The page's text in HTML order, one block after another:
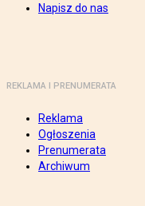
Napisz do nas
REKLAMA I PRENUMERATA
Reklama
Ogłoszenia
Prenumerata
Archiwum